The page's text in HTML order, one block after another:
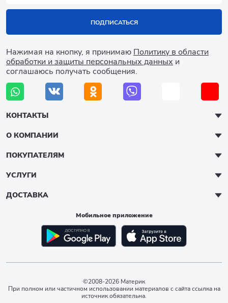
ПОДПИСАТЬСЯ
Нажимая на кнопку, я принимаю Политику в области
обработки и защиты персональных данных и
соглашаюсь получать сообщения.
КОНТАКТЫ
О КОМПАНИИ
ПОКУПАТЕЛЯМ
УСЛУГИ
ДОСТАВКА
Мобильное приложение
©2008-2026 Материк
При полном или частичном использовании материалов с сайта ссылка на
источник обязательна.